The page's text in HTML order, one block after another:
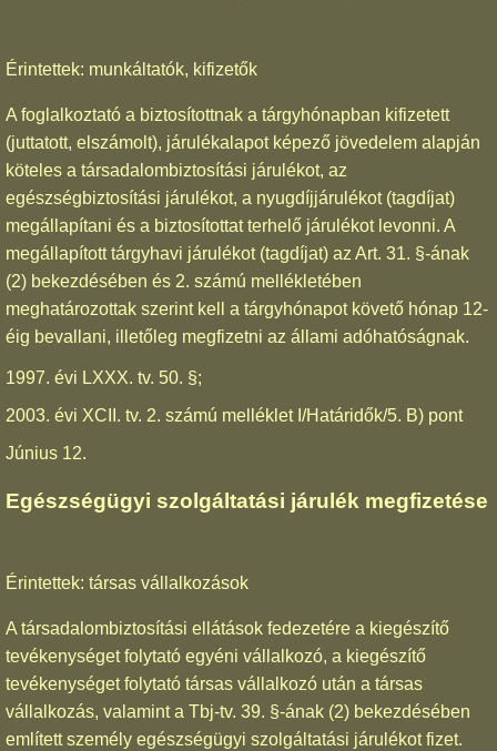
Érintettek: munkáltatók, kifizetők
A foglalkoztató a biztosítottnak a tárgyhónapban kifizetett
(juttatott, elszámolt), járulékalapot képező jövedelem alapján
köteles a társadalombiztosítási járulékot, az
egészségbiztosítási járulékot, a nyugdíjjárulékot (tagdíjat)
megállapítani és a biztosítottat terhelő járulékot levonni. A
megállapított tárgyhavi járulékot (tagdíjat) az Art. 31. §-ának
(2) bekezdésében és 2. számú mellékletében
meghatározottak szerint kell a tárgyhónapot követő hónap 12-
éig bevallani, illetőleg megfizetni az állami adóhatóságnak.
1997. évi LXXX. tv. 50. §;
2003. évi XCII. tv. 2. számú melléklet I/Határidők/5. B) pont
Június 12.
Egészségügyi szolgáltatási járulék megfizetése
Érintettek: társas vállalkozások
A társadalombiztosítási ellátások fedezetére a kiegészítő
tevékenységet folytató egyéni vállalkozó, a kiegészítő
tevékenységet folytató társas vállalkozó után a társas
vállalkozás, valamint a Tbj-tv. 39. §-ának (2) bekezdésében
említett személy egészségügyi szolgáltatási járulékot fizet.